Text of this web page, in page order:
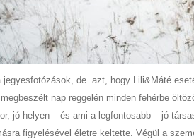
jegyesfotózások, de azt, hogy Lili&Máté
nap reggelén minden fehérbe
jó helyen – és ami a legfontosabb – jó
figyelésével életre keltette. Végül a